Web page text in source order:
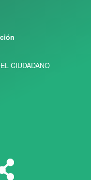
CIUDADANO